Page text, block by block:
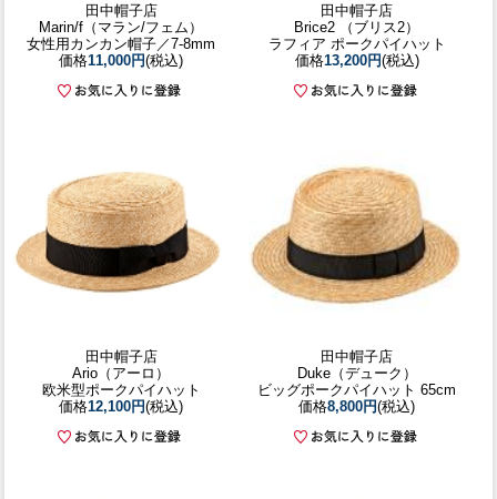
田中帽子店
Marin/f（マラン/フェム）
女性用カンカン帽子／7-8mm
価格11,000円(税込)
田中帽子店
Brice2 （ブリス2）
ラフィア ポークパイハット
価格13,200円(税込)
田中帽子店
Ario（アーロ）
欧米型ポークパイハット
価格12,100円(税込)
田中帽子店
Duke（デューク）
ビッグポークパイハット 65cm
価格8,800円(税込)